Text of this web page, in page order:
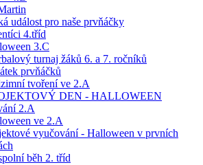
událost pro naše prvňáčky
4.tříd
3.C
turnaj žáků 6. a 7. ročníků
prvňáčků
tvoření ve 2.A
DEN - HALLOWEEN
2.A
ve 2.A
vyučování - Halloween v prvních
běh 2. tříd